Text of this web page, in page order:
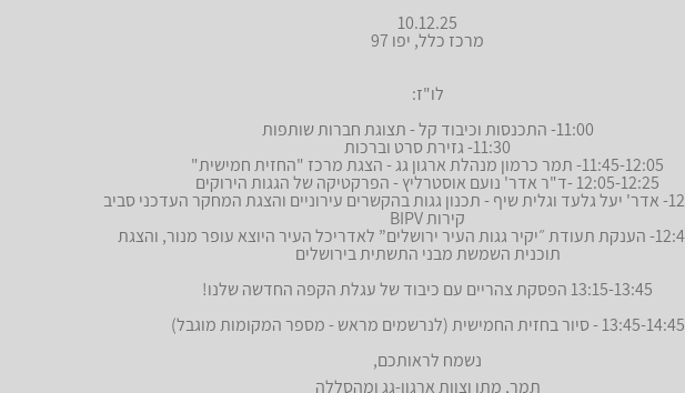
10.12.25
מרכז כלל, יפו 97
לו"ז:
11:00- התכנסות וכיבוד קל - תצוגת חברות שותפות
11:30- גזירת סרט וברכות
11:45-12:05- תמר כרמון מנהלת ארגון גג - הצגת מרכז "החזית חמישית"
12:05-12:25 -ד"ר אדר' נועם אוסטרליץ - הפרקטיקה של הגגות הירוקים
12:25-12:45- אדר' יעל גלעד וגלית שיף - תכנון גגות בהקשרים עירוניים והצגת המחקר העדכני סביב
קירות BIPV
12:45-13:00- הענקת תעודת ״יקיר גגות העיר ירושלים” לאדריכל העיר היוצא עופר מנור, והצגת
תוכנית השמשת מבני התשתית בירושלים
13:15-13:45 הפסקת צהריים עם כיבוד של עגלת הקפה החדשה שלנו!
13:45-14:45 - סיור בחזית החמישית (לנרשמים מראש - מספר המקומות מוגבל)
נשמח לראותכם,
תמר, מתן וצוות ארגון-גג ומהסללה